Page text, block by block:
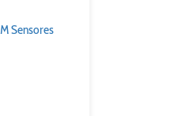
Sensores